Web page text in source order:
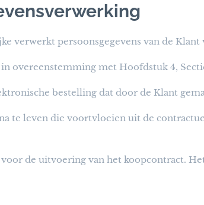
verwerkt persoonsgegevens van de
in overeenstemming met Hoofdstuk 4,
bestelling dat door de Klant
te leven die voortvloeien uit de
de uitvoering van het koopcontract.